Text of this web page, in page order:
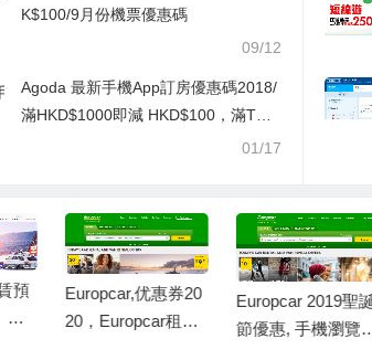
K$100/9月份機票優惠碼
09/12
Agoda 最新手機App訂房優惠碼2018/
滿HKD$1000即減 HKD$100，滿TW
01/17
預
租
Europcar,优惠券20
20，Europcar租車
Europcar 2019聖誕
節優惠, 手機瀏覽器